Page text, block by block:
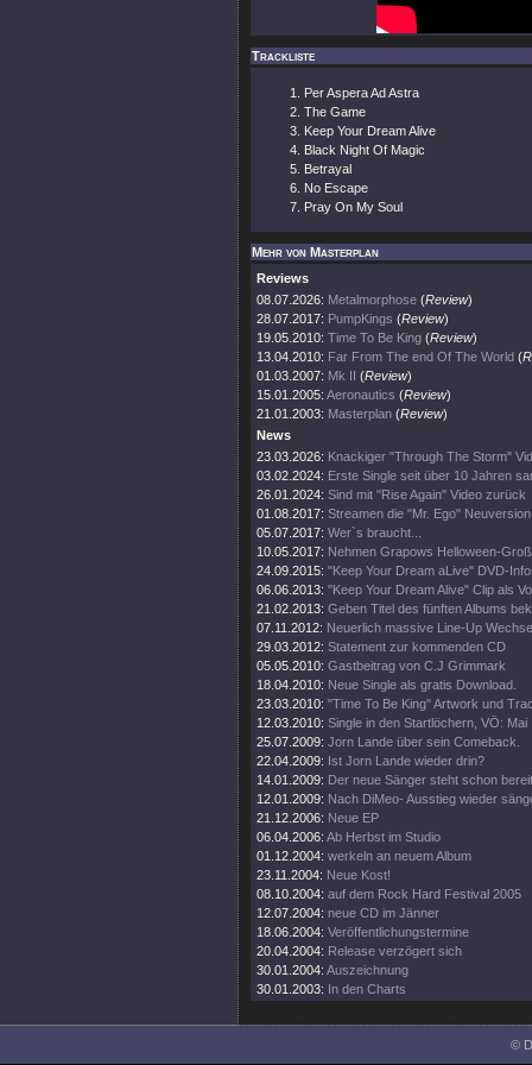
Trackliste
Per Aspera Ad Astra
The Game
Keep Your Dream Alive
Black Night Of Magic
Betrayal
No Escape
Pray On My Soul
Mehr von Masterplan
Reviews
08.07.2026: Metalmorphose (Review)
28.07.2017: PumpKings (Review)
19.05.2010: Time To Be King (Review)
13.04.2010: Far From The end Of The World (
01.03.2007: Mk II (Review)
15.01.2005: Aeronautics (Review)
21.01.2003: Masterplan (Review)
News
23.03.2026: Knackiger "Through The Storm"
03.02.2024: Erste Single seit über 10 Jahren
26.01.2024: Sind mit "Rise Again" Video zurück
01.08.2017: Streamen die "Mr. Ego" Neuversion
05.07.2017: Wer`s braucht...
10.05.2017: Nehmen Grapows Helloween-
24.09.2015: "Keep Your Dream aLive" DVD-
06.06.2013: "Keep Your Dream Alive" Clip als
21.02.2013: Geben Titel des fünften Albums
07.11.2012: Neuerlich massive Line-Up
29.03.2012: Statement zur kommenden CD
05.05.2010: Gastbeitrag von C.J Grimmark
18.04.2010: Neue Single als gratis Download.
23.03.2010: "Time To Be King" Artwork und
12.03.2010: Single in den Startlöchern, VÖ: Mai
25.07.2009: Jorn Lande über sein Comeback.
22.04.2009: Ist Jorn Lande wieder drin?
14.01.2009: Der neue Sänger steht schon
12.01.2009: Nach DiMeo- Ausstieg wieder
21.12.2006: Neue EP
06.04.2006: Ab Herbst im Studio
01.12.2004: werkeln an neuem Album
23.11.2004: Neue Kost!
08.10.2004: auf dem Rock Hard Festival 2005
12.07.2004: neue CD im Jänner
18.06.2004: Veröffentlichungstermine
20.04.2004: Release verzögert sich
30.01.2004: Auszeichnung
30.01.2003: In den Charts
©